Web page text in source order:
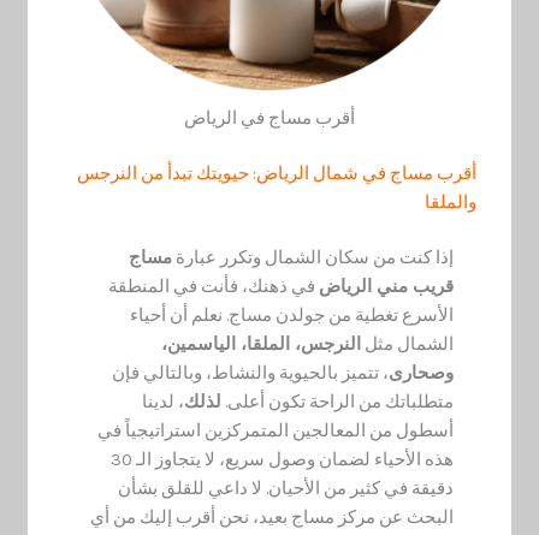
أقرب مساج في الرياض
أقرب مساج في شمال الرياض: حيويتك تبدأ من النرجس
والملقا
إذا كنت من سكان الشمال وتكرر عبارةمساج
قريب مني الرياض في ذهنك، فأنت في المنطقة
الأسرع تغطية من جولدن مساج. نعلم أن أحياء
الشمال مثل النرجس، الملقا، الياسمين،
وصحارى، تتميز بالحيوية والنشاط، وبالتالي فإن
متطلباتك من الراحة تكون أعلى. لذلك، لدينا
أسطول من المعالجين المتمركزين استراتيجياً في
هذه الأحياء لضمان وصول سريع، لا يتجاوز الـ 30
دقيقة في كثير من الأحيان. لا داعي للقلق بشأن
البحث عن مركز مساج بعيد، نحن أقرب إليك من أي